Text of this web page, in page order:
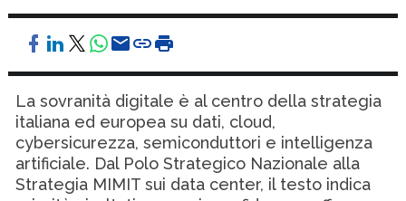
La sovranità digitale è al centro della strategia
italiana ed europea su dati, cloud,
cybersicurezza, semiconduttori e intelligenza
artificiale. Dal Polo Strategico Nazionale alla
Strategia MIMIT sui data center, il testo indica